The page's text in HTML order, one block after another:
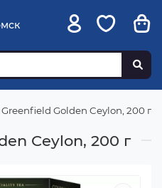
Golden Ceylon, 200 г
Ceylon, 200 г